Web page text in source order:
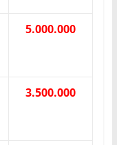
5.000.000
3.500.000